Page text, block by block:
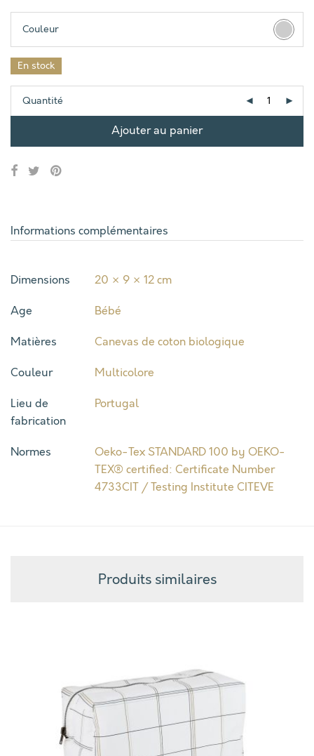
Couleur
En stock
Quantité
Ajouter au panier
Informations complémentaires
Dimensions 20 × 9 × 12 cm
Age Bébé
Matières Canevas de coton biologique
Couleur Multicolore
Lieu de
fabrication
Portugal
Normes
Oeko-Tex STANDARD 100 by OEKO-
TEX® certified: Certificate Number
4733CIT / Testing Institute CITEVE
Produits similaires